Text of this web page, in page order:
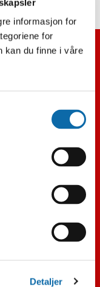
informasjon for
for
kan du finne i våre
Detaljer